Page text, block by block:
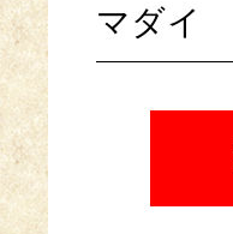
マダイ